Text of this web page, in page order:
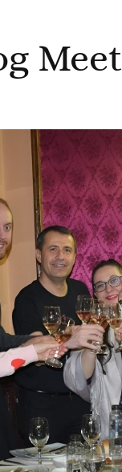
Meet